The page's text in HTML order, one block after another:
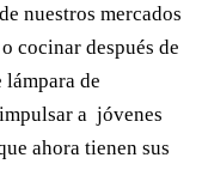
nuestros mercados
cocinar después de
de
a jóvenes
ahora tienen sus